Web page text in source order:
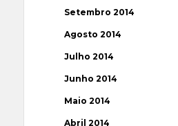
Setembro 2014
Agosto 2014
Julho 2014
Junho 2014
Maio 2014
Abril 2014